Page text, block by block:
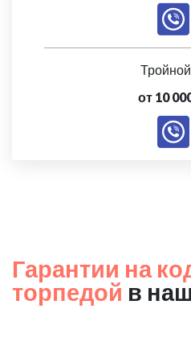
от 10
Гарантии на
торпедой в